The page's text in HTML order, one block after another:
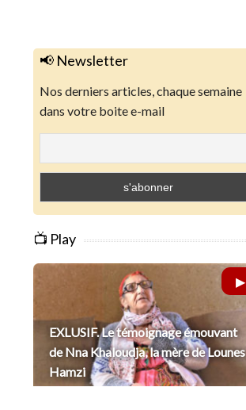
📢 Newsletter
Nos derniers articles, chaque semaine
dans votre boite e-mail
📺 Play
EXLUSIF. Le témoignage émouvant
de Nna Khaloudja, la mère de Lounes
Hamzi